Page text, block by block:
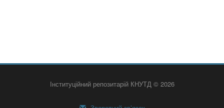
Інституційний репозитарій КНУТД © 2026